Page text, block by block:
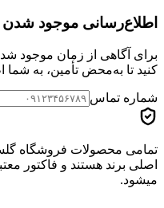
اطلاع‌رسانی موجود
برای آگاهی از زمان موجود
کنید تا به‌محض تأمین، به شما
شماره تماس
تمامی محصولات فروشگاه
اصلی برند هستند و فاکتور
میشود.